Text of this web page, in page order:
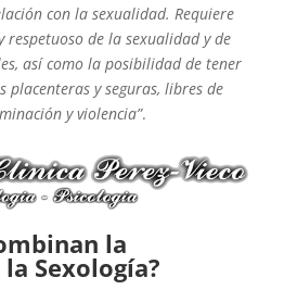
con la sexualidad. Requiere
respetuoso de la sexualidad y de
así como la posibilidad de tener
placenteras y seguras, libres de
y violencia”.
la
Sexología?